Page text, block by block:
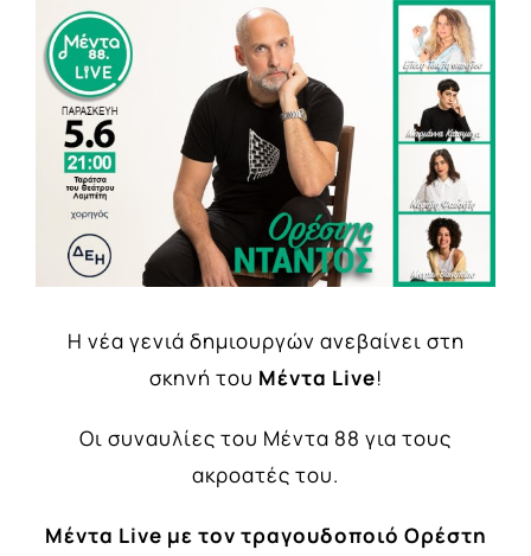
View
Larger
Image
Η νέα γενιά δημιουργών ανεβαίνει στη
σκηνή του Μέντα Live!
Οι συναυλίες του Μέντα 88 για τους
ακροατές του.
Mέντα Live με τον τραγουδοποιό Ορέστη